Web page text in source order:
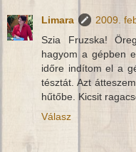
Limara
2009.
Szia Fruzska!
hagyom a gépben
időre indítom el a
tésztát. Azt
hűtőbe. Kicsit
Válasz